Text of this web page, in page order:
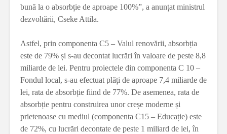
bună la o absorbție de aproape 100%”, a anunțat ministrul
dezvoltării, Cseke Attila.
Astfel, prin componenta C5 – Valul renovării, absorbția
este de 79% și s-au decontat lucrări în valoare de peste 8,8
miliarde de lei. Pentru proiectele din componenta C 10 –
Fondul local, s-au efectuat plăți de aproape 7,4 miliarde de
lei, rata de absorbție fiind de 77%. De asemenea, rata de
absorbție pentru construirea unor creșe moderne și
prietenoase cu mediul (componenta C15 – Educație) este
de 72%, cu lucrări decontate de peste 1 miliard de lei, în